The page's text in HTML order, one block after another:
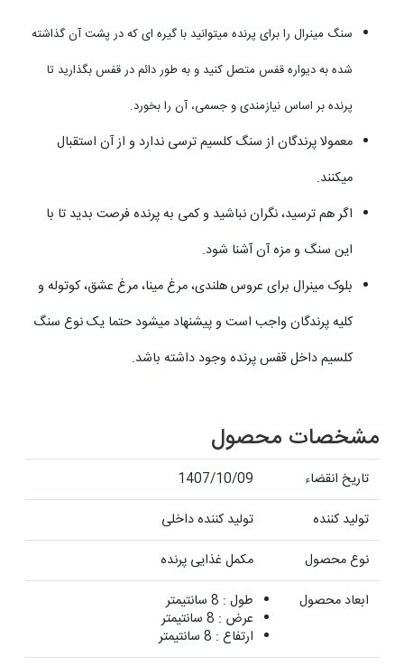
سنگ مینرال را برای پرنده میتوانید با گیره ای که در پشت آن گذاشته
شده به دیواره قفس متصل کنید و به طور دائم در قفس بگذارید تا
پرنده بر اساس نیازمندی و جسمی، آن را بخورد.
معمولا پرندگان از سنگ کلسیم ترسی ندارد و از آن استقبال
میکنند.
اگر هم ترسید، نگران نباشید و کمی به پرنده فرصت بدید تا با
این سنگ و مزه آن آشنا شود.
بلوک مینرال برای عروس هلندی، مرغ مینا، مرغ عشق، کوتوله و
کلیه پرندگان واجب است و پیشنهاد میشود حتما یک نوع سنگ
کلسیم داخل قفس پرنده وجود داشته باشد.
مشخصات محصول
تاریخ انقضاء
1407/10/09
تولید کننده
تولید کننده داخلی
نوع محصول
مکمل غذایی پرنده
ابعاد محصول
طول : 8 سانتیمتر
عرض : 8 سانتیمتر
ارتفاع : 8 سانتیمتر